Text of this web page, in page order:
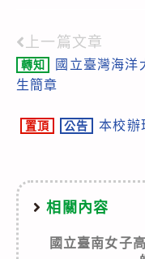
Read
more
上一篇文章
轉知
國立臺灣海洋
生簡章
置頂 公告
本校辦
相關內容
國立臺南女子